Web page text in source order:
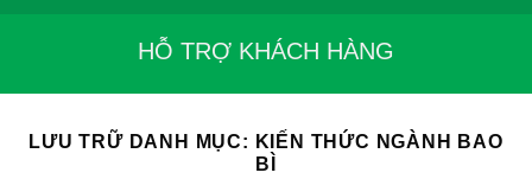
HỖ TRỢ KHÁCH HÀNG
LƯU TRỮ DANH MỤC: KIẾN THỨC NGÀNH BAO
BÌ